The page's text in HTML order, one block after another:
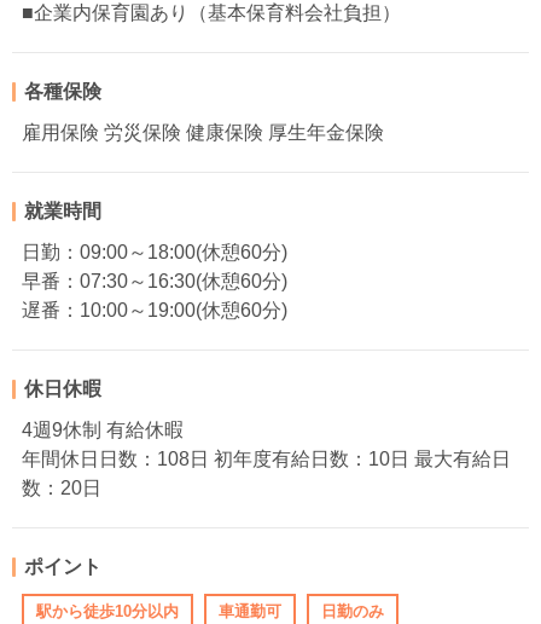
■企業内保育園あり（基本保育料会社負担）
各種保険
雇用保険 労災保険 健康保険 厚生年金保険
就業時間
日勤：09:00～18:00(休憩60分)
早番：07:30～16:30(休憩60分)
遅番：10:00～19:00(休憩60分)
休日休暇
4週9休制 有給休暇
年間休日日数：108日 初年度有給日数：10日 最大有給日
数：20日
ポイント
駅から徒歩10分以内 車通勤可 日勤のみ